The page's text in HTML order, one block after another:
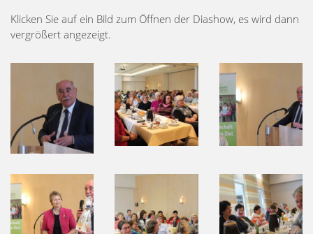
Klicken Sie auf ein Bild zum Öffnen der Diashow, es wird dann
vergrößert angezeigt.